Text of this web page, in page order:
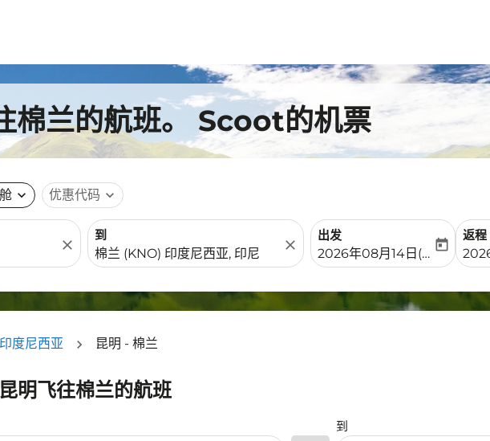
棉兰的航班。 Scoot的机票
expand_more 优惠代码 expand_more
close
到
close
出发
fc-booking-departure-
2026年08月14日(周五)
today
返程
fc-
度尼西亚 昆明 - 棉兰
明飞往棉兰的航班
到
票。请调整您的筛选条件。